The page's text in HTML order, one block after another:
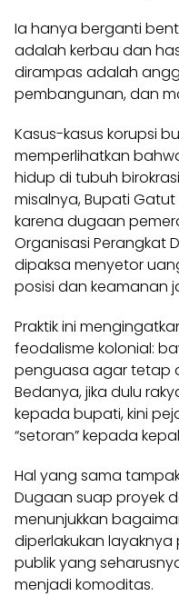
Ia hanya berganti
adalah kerbau dan
dirampas adalah
pembangunan, dan
Kasus-kasus korupsi
memperlihatkan
hidup di tubuh
misalnya, Bupati
karena dugaan
Organisasi Perangkat
dipaksa menyetor
posisi dan keamanan
Praktik ini
feodalisme kolonial:
penguasa agar tetap
Bedanya, jika dulu
kepada bupati, kini
“setoran” kepada
Hal yang sama
Dugaan suap proyek
menunjukkan
diperlakukan
publik yang
menjadi komoditas.